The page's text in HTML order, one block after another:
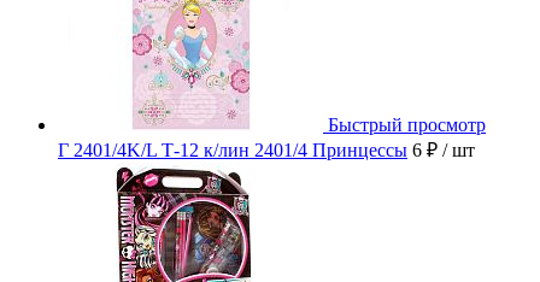
Быстрый просмотр
Г 2401/4K/L Т-12 к/лин 2401/4 Принцессы 6 ₽ / шт